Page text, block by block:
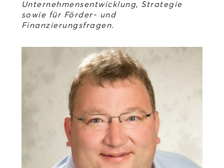
Unternehmensentwicklung, Strategie
sowie für Förder- und
Finanzierungsfragen.